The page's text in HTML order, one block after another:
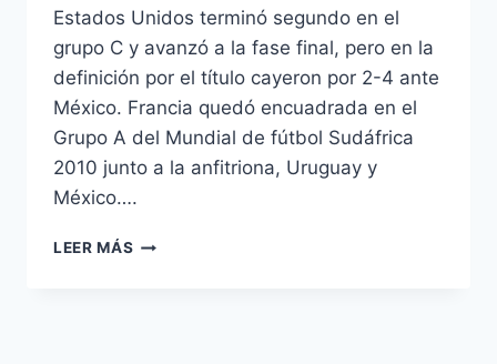
Estados Unidos terminó segundo en el
grupo C y avanzó a la fase final, pero en la
definición por el título cayeron por 2-4 ante
México. Francia quedó encuadrada en el
Grupo A del Mundial de fútbol Sudáfrica
2010 junto a la anfitriona, Uruguay y
México….
LEER MÁS ETIQUETA: